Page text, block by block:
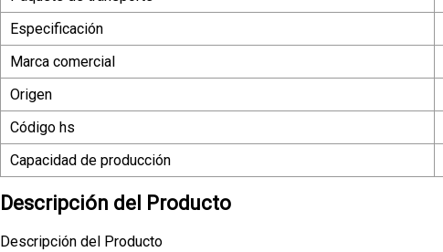
Especificación
Marca comercial
Origen
Código hs
Capacidad de producción
Descripción del Producto
Descripción del Producto